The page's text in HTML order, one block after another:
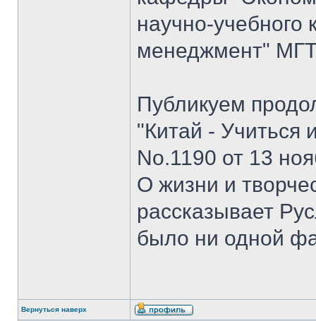
научно-
менеджмент"
Публикуем
"Китай - Учиться
No.1190 от 13
О жизни и
рассказывает
было ни одной
Вернуться наверх